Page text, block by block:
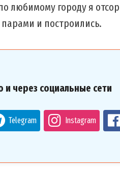
любимому городу я
и построились.
через социальные сети
Telegram Instagram